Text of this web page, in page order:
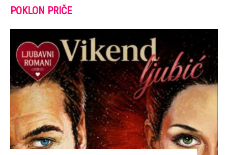
POKLON PRIČE